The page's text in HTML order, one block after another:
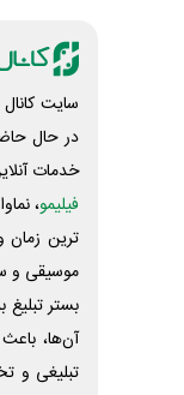
سایت
در حال
خدمات
فیلیمو،
ترین زمان
موسیقی و
بستر
آن‌ها،
تبلیغی و